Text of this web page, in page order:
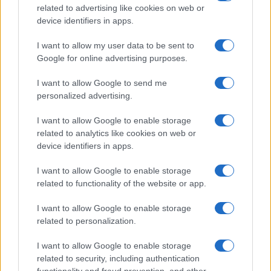
related to advertising like cookies on web or
device identifiers in apps.
I want to allow my user data to be sent to
Google for online advertising purposes.
I want to allow Google to send me
personalized advertising.
I want to allow Google to enable storage
related to analytics like cookies on web or
device identifiers in apps.
I want to allow Google to enable storage
related to functionality of the website or app.
I want to allow Google to enable storage
related to personalization.
I want to allow Google to enable storage
related to security, including authentication
che s’enfoca. Sono le famose aporie comuniste
integrazione; fingo di tutelarti e ti faccio
schiattare. O, come quel meme che circola in
questi giorni: “Uscite nelle ore più calde e bevete
poco”, firmato: Inps. Viene in mente
, con Lino Banfi che nascosto sotto il banco
di monsù Andronico, ai mercati generali, soffiava
aria col tubo nella vasca delle vongole veraci e
rianimava le aragoste “freschissime, respirano”
con i cavi della batteria della macchina. “Che una
quelli come lui il Pd non gliela dà la cig Greta? No,
perché è in nero, non in rosso e per il Pd-Cgil non
esiste, esattamente come alcuni milioni di
disgraziati.